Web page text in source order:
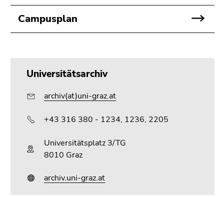
Campusplan
Universitätsarchiv
archiv(at)uni-graz.at
+43 316 380 - 1234, 1236, 2205
Universitätsplatz 3/TG
8010 Graz
archiv.uni-graz.at